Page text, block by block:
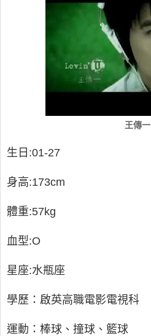
王傳一
生日:01-27
身高:173cm
體重:57kg
血型:O
星座:水瓶座
學歷：啟英高職電影電視科
運動：棒球、撞球、籃球